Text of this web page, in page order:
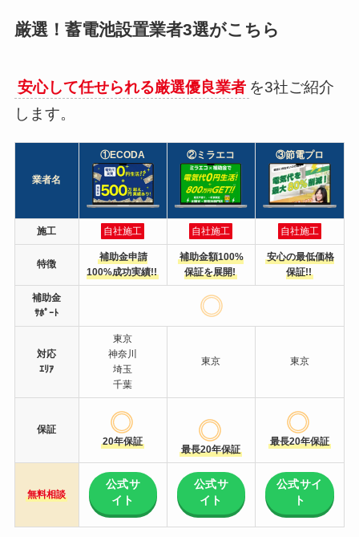
厳選！蓄電池設置業者3選がこちら
安心して任せられる厳選優良業者 を3社ご紹介
します。
業者名
①ECODA ②ミラエコ ③節電プロ
施工 自社施工 自社施工 自社施工
特徴
補助金申請
100%成功実績!!
補助金額100%
保証を展開!
安心の最低価格
保証!!
補助金
ｻﾎﾟｰﾄ
対応
ｴﾘｱ
東京
神奈川
埼玉
千葉
東京 東京
保証
20年保証
最長20年保証
最長20年保証
無料相談
公式サ
イト
公式サ
イト
公式サイ
ト